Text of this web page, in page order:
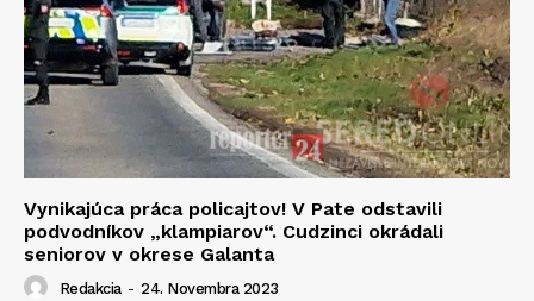
Vynikajúca práca policajtov! V Pate odstavili
podvodníkov „klampiarov“. Cudzinci okrádali
seniorov v okrese Galanta
Redakcia - 24. Novembra 2023